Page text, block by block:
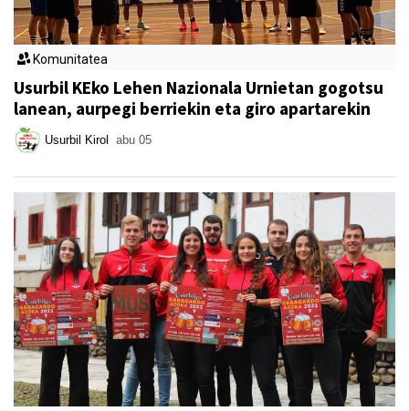
Komunitatea
Usurbil KEko Lehen Nazionala Urnietan gogotsu
lanean, aurpegi berriekin eta giro apartarekin
Usurbil Kirol abu 05